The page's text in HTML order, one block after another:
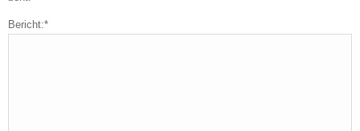
Bericht:*